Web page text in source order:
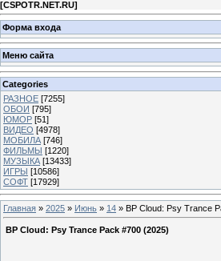
[CSPOTR.NET.RU]
Форма входа
Меню сайта
Categories
РАЗНОЕ [7255]
ОБОИ [795]
ЮМОР [51]
ВИДЕО [4978]
МОБИЛА [746]
ФИЛЬМЫ [1220]
МУЗЫКА [13433]
ИГРЫ [10586]
СОФТ [17929]
Главная » 2025 » Июнь » 14 » BP Cloud: Psy Trance
BP Cloud: Psy Trance Pack #700 (2025)